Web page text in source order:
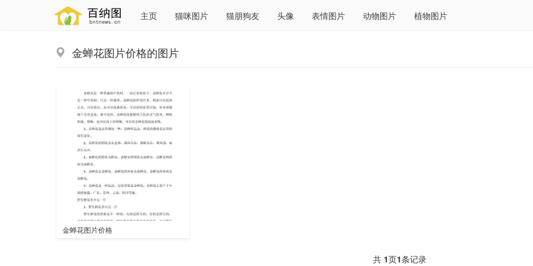
主页 猫咪图片 猫朋狗友 头像 表情图片 动物图片 植物图片
金蝉花图片价格的图片
金蝉花图片价格
共 1页1条记录